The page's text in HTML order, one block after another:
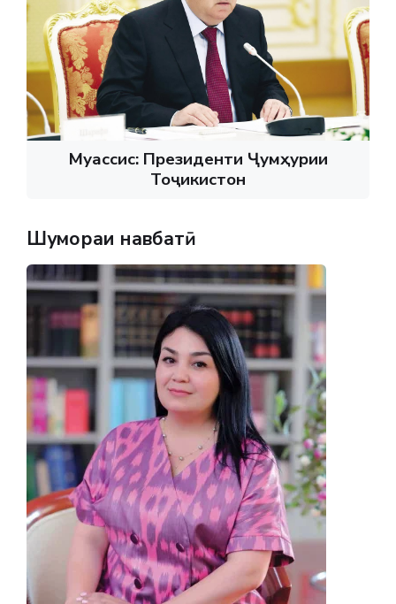
Муассис: Президенти Ҷумҳурии
Тоҷикистон
Шумораи навбатӣ